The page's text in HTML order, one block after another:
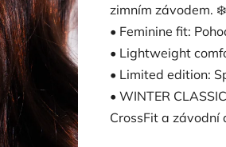
je
0,0
z
5
hvězdiček.
zimním závodem.
• Feminine fit:
• Lightweight
• Limited edition:
• WINTER
CrossFit a závodní